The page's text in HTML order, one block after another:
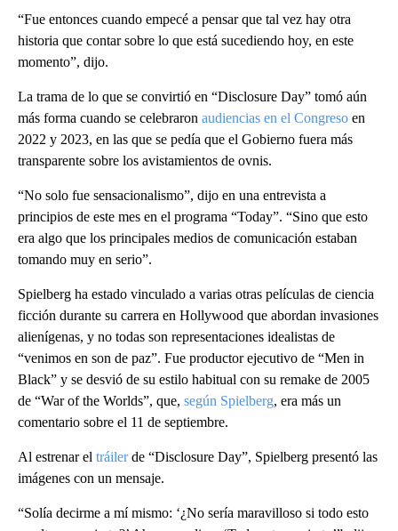
“Fue entonces cuando empecé a pensar que tal vez hay otra
historia que contar sobre lo que está sucediendo hoy, en este
momento”, dijo.
La trama de lo que se convirtió en “Disclosure Day” tomó aún
más forma cuando se celebraron audiencias en el Congreso en
2022 y 2023, en las que se pedía que el Gobierno fuera más
transparente sobre los avistamientos de ovnis.
“No solo fue sensacionalismo”, dijo en una entrevista a
principios de este mes en el programa “Today”. “Sino que esto
era algo que los principales medios de comunicación estaban
tomando muy en serio”.
Spielberg ha estado vinculado a varias otras películas de ciencia
ficción durante su carrera en Hollywood que abordan invasiones
alienígenas, y no todas son representaciones idealistas de
“venimos en son de paz”. Fue productor ejecutivo de “Men in
Black” y se desvió de su estilo habitual con su remake de 2005
de “War of the Worlds”, que, según Spielberg, era más un
comentario sobre el 11 de septiembre.
Al estrenar el tráilerde “Disclosure Day”, Spielberg presentó las
imágenes con un mensaje.
“Solía decirme a mí mismo: ‘¿No sería maravilloso si todo esto